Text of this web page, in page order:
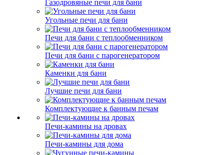
Газодровяные печи для бани
Угольные печи для бани
Печи для бани с теплообменником
Печи для бани с парогенератором
Каменки для бани
Лучшие печи для бани
Комплектующие к банным печам
Печи-камины на дровах
Печи-камины для дома